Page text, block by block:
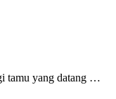
tamu yang datang …